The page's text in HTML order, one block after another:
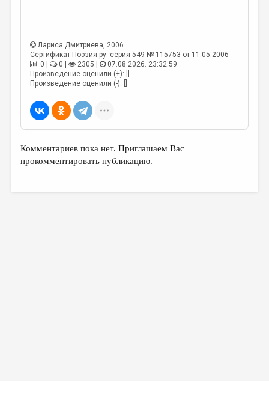
ОБЪЯВЛЕНИЯ
КОЛОНКА РЕДАКТОРА
РЕДКОЛЛЕГИЯ
ОТ РЕДАКЦИИ
МАЛАЯ ПРОЗА
ЭССЕИСТИКА
Лариса Дмитриева, 2006
Сертификат Поэзия.ру: серия 549 № 115753 от 11.05.2006
0 |
0 | 2305 |
07.08.2026. 23:32:59
Произведение оценили (+): []
Произведение оценили (-): []
Комментариев пока нет. Приглашаем Вас
прокомментировать публикацию.